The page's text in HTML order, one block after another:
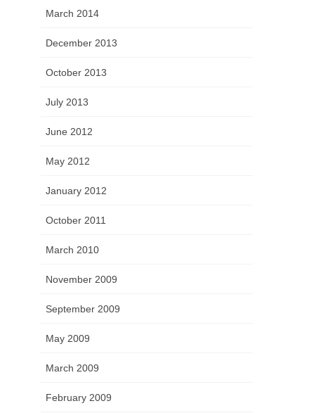
March 2014
December 2013
October 2013
July 2013
June 2012
May 2012
January 2012
October 2011
March 2010
November 2009
September 2009
May 2009
March 2009
February 2009